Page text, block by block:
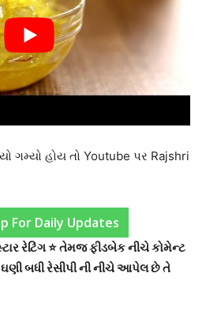
ગમ્યો હોય તો Youtube પર Rajshri
For Daily Updates
રેટિંગ ⭐ તેમજ ફીડબેક નીચે કોમેન્ટ
બધી રેસીપી ની નીચે આપેલ છે તે